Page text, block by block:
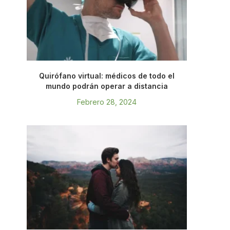
Quirófano virtual: médicos de todo el
mundo podrán operar a distancia
Febrero 28, 2024